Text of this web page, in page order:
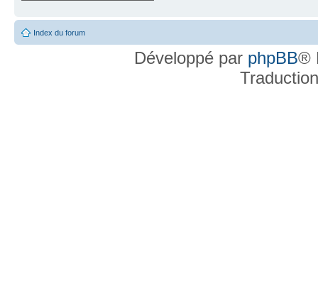
Index du forum
Développé par phpBB®